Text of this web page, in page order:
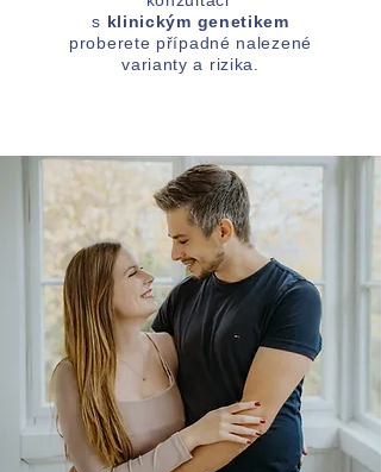
s klinickým genetikem
proberete případné nalezené
varianty a rizika.